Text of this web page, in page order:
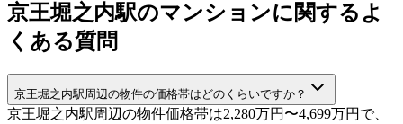
京王堀之内駅のマンションに関するよ
くある質問
京王堀之内駅周辺の物件の価格帯はどのくらいですか？
京王堀之内駅周辺の物件価格帯は2,280万円〜4,699万円で、